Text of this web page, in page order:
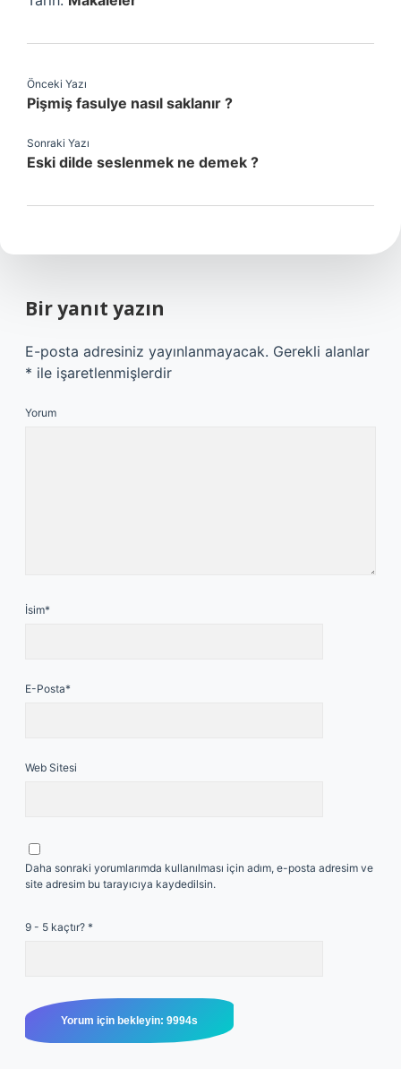
Önceki Yazı
Pişmiş fasulye nasıl saklanır ?
Sonraki Yazı
Eski dilde seslenmek ne demek ?
Bir yanıt yazın
E-posta adresiniz yayınlanmayacak. Gerekli alanlar
* ile işaretlenmişlerdir
Yorum
İsim*
E-Posta*
Web Sitesi
Daha sonraki yorumlarımda kullanılması için adım, e-posta adresim ve
site adresim bu tarayıcıya kaydedilsin.
9 - 5 kaçtır? *